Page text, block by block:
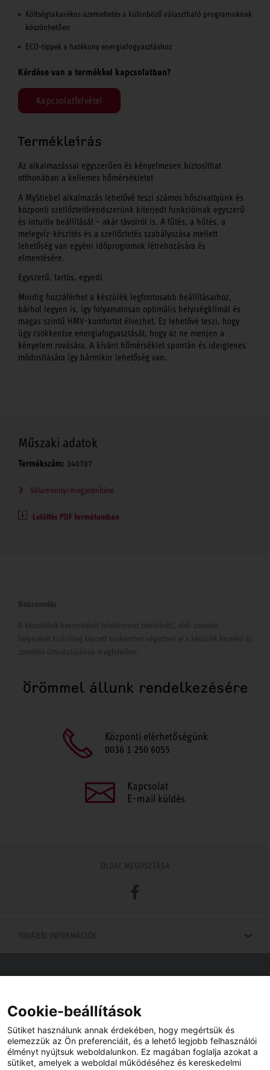
Költségtakarékos üzemeltetés a különböző választható programoknak
köszönhetően
ECO-tippek a hatékony energiafogyasztáshoz
Kérdése van a termékkel kapcsolatban?
Kapcsolatfelvétel
Termékleírás
Az alkalmazással egyszerűen és kényelmesen biztosíthat
otthonában a kellemes hőmérsékletet
A MyStiebel alkalmazás lehetővé teszi számos hőszivattyúnk és
központi szellőztetőrendszerünk kiterjedt funkcióinak egyszerű
és intuitív beállítását – akár távolról is. A fűtés, a hűtés, a
melegvíz-készítés és a szellőztetés szabályozása mellett
lehetőség van egyéni időprogramok létrehozására és
elmentésére.
Egyszerű, tartós, egyedi
Mindig hozzáférhet a készülék legfontosabb beállításaihoz,
bárhol legyen is, így folyamatosan optimális helyiségklímát és
magas szintű HMV-komfortot élvezhet. Ez lehetővé teszi, hogy
úgy csökkentse energiafogyasztását, hogy az ne menjen a
kényelem rovására. A kívánt hőmérséklet spontán és ideiglenes
módosítására így bármikor lehetőség van.
Műszaki adatok
Termékszám: 340707
Valamennyi megjelenítése
Letöltés PDF formátumban
Beüzemelés
A készülékek beszerelését (elektromos bekötését), első üzembe
helyezését kizárólag képzett szakember végezheti el a készülék kezelési és
szerelési útmutatójának megfelelően.
Örömmel állunk rendelkezésére
Központi elérhetőségünk
0036 1 250 6055
Kapcsolat
E-mail küldés
OLDAL MEGOSZTÁSA
Facebook
TOVÁBBI INFORMÁCIÓK
Viszonteladót keres az Ön közelében? Nem probléma.
Cookie-beállítások
Sütiket használunk annak érdekében, hogy megértsük és
elemezzük az Ön preferenciáit, és a lehető legjobb felhasználói
élményt nyújtsuk weboldalunkon. Ez magában foglalja azokat a
sütiket, amelyek a weboldal működéséhez és kereskedelmi